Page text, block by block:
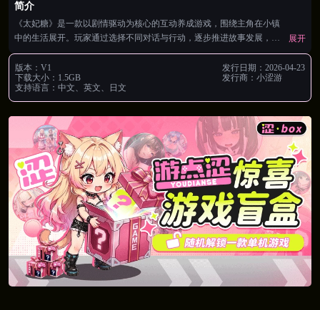
简介
《太妃糖》是一款以剧情驱动为核心的互动养成游戏，围绕主角在小镇
中的生活展开。玩家通过选择不同对话与行动，逐步推进故事发展，解
锁多线剧情与角色关系。整体画风精致，人物塑造细腻，剧情节奏张弛
有度，适合喜欢沉浸式体验与自由探索的玩家。
展开
版本： V1
下载大小： 1.5GB
支持语言： 中文、英文、日文
发行日期： 2026-04-23
发行商： 小涩游